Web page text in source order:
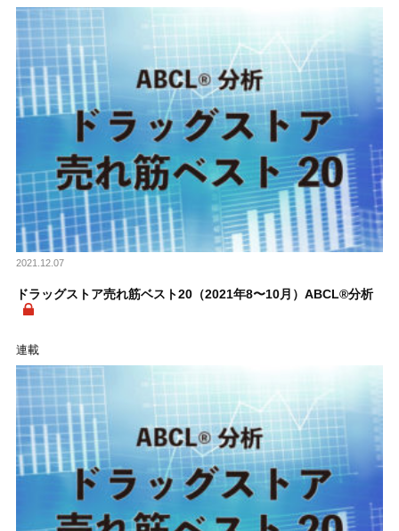
2021.12.07
ドラッグストア売れ筋ベスト20（2021年8〜10月）ABCL®分析
連載